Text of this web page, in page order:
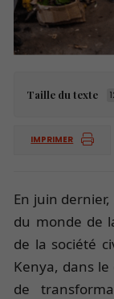
Taille du texte
IMPRIMER
En juin
du monde de
de la société
Kenya, dans le
de